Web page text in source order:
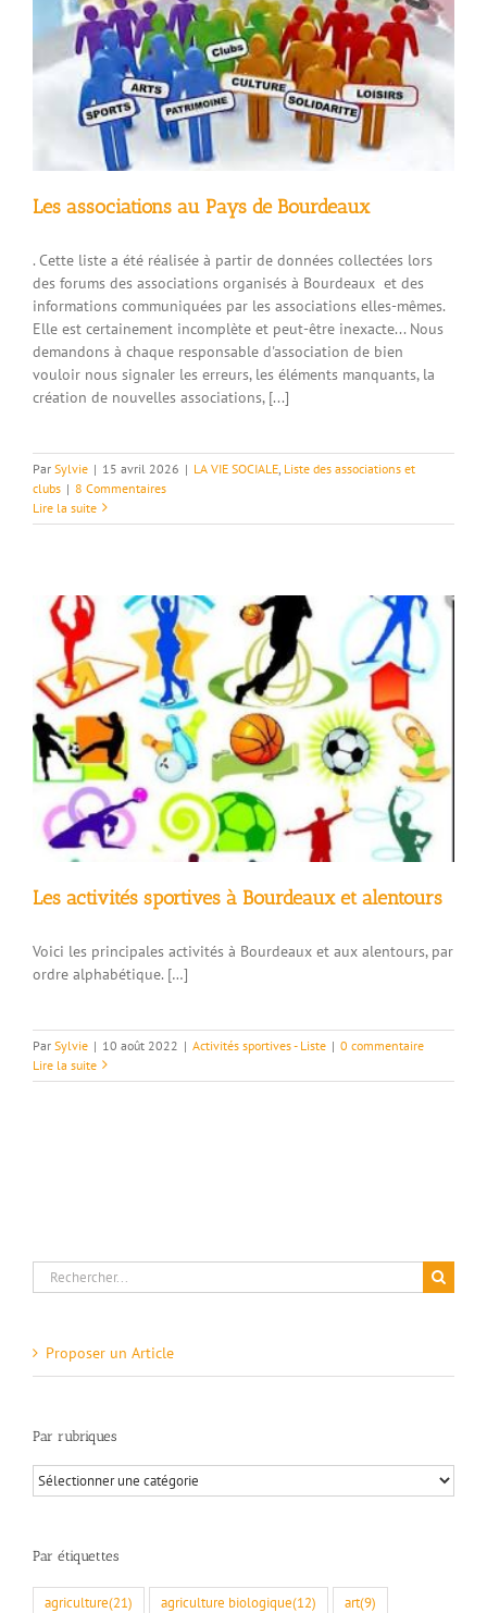
Les associations au Pays de Bourdeaux
. Cette liste a été réalisée à partir de données collectées lors
des forums des associations organisés à Bourdeaux et des
informations communiquées par les associations elles-mêmes.
Elle est certainement incomplète et peut-être inexacte... Nous
demandons à chaque responsable d'association de bien
vouloir nous signaler les erreurs, les éléments manquants, la
création de nouvelles associations, [...]
Par Sylvie | 15 avril 2026 | LA VIE SOCIALE Liste des associations et
clubs | 8 Commentaires
Lire la suite
Les activités sportives à Bourdeaux et alentours
Voici les principales activités à Bourdeaux et aux alentours, par
ordre alphabétique. […]
Par Sylvie | 10 août 2022 | Activités sportives - Liste | 0 commentaire
Lire la suite
Rechercher:
Proposer un Article
Par rubriques
Par
rubriques
Par étiquettes
agriculture(21) agriculture biologique(12) art(9)